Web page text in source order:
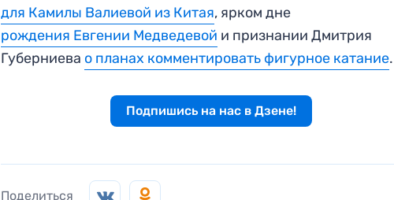
для Камилы Валиевой из Китая, ярком дне
рождения Евгении Медведевой и признании Дмитрия
Губерниева о планах комментировать фигурное катание.
Подпишись на нас в Дзене!
Поделиться